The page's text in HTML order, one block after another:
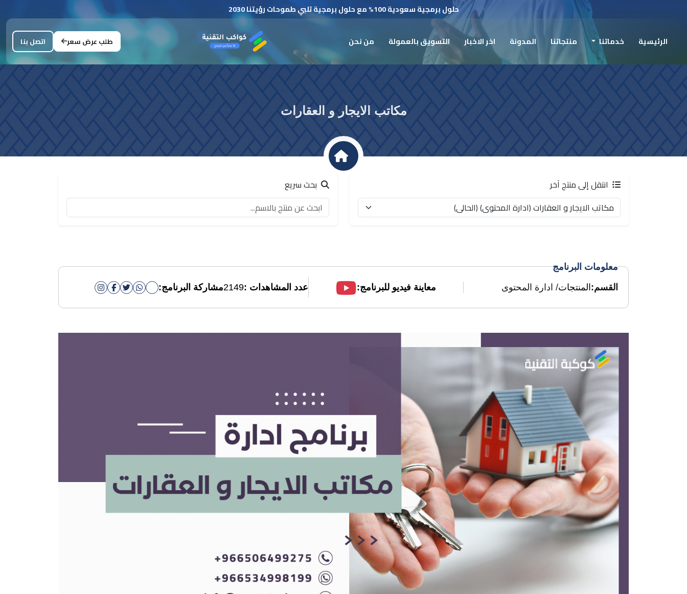
حلول برمجية سعودية 100% مع حلول برمجية تلبي طموحات رؤيتنا 2030
الرئيسية خدماتنا منتجاتنا المدونة اخر الاخبار التسويق بالعمولة من نحن طلب عرض سعر اتصل بنا
مكاتب الايجار و العقارات
انتقل إلى منتج آخر بحث سريع
معلومات البرنامج
القسم: المنتجات/ ادارة المحتوى معاينة فيديو للبرنامج: عدد المشاهدات :2149مشاركة البرنامج: